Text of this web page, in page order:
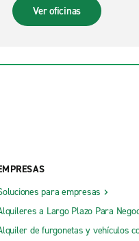
Ver oficinas
para empresas
a Largo Plazo Para
de furgonetas y vehículos